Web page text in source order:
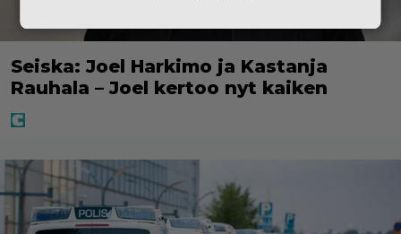
Seiska: Joel Harkimo ja Kastanja
Rauhala – Joel kertoo nyt kaiken